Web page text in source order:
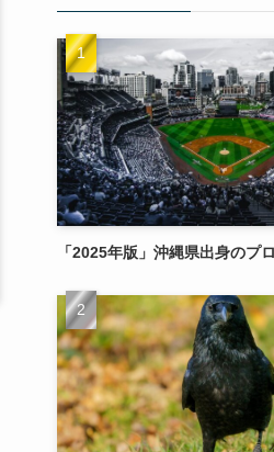
「2025年版」沖縄県出身のプ